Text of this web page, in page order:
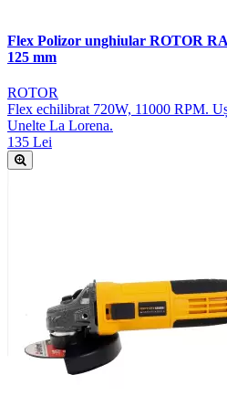
Flex Polizor unghiular ROTOR
125 mm
ROTOR
Flex echilibrat 720W, 11000 RPM.
Unelte La Lorena.
135 Lei